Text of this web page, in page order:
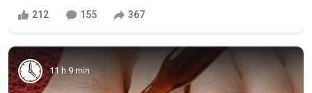
212 155 367
11 h 9 min